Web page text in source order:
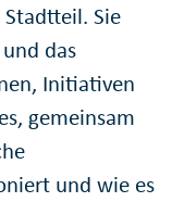
Sie
das
Initiativen
gemeinsam
und wie es